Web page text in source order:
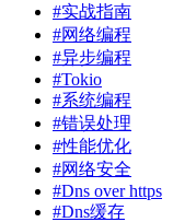
#实战指南
#网络编程
#异步编程
#Tokio
#系统编程
#错误处理
#性能优化
#网络安全
#Dns over https
#Dns缓存